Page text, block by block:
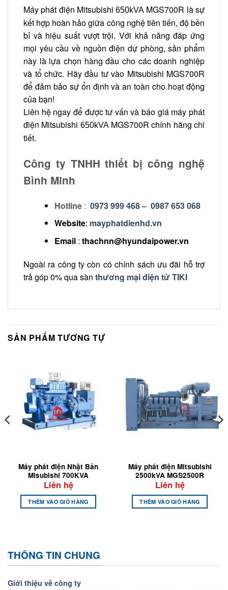
Máy phát điện Mitsubishi650kVA MGS700R là sự
kết hợp hoàn hảo giữa công nghệ tiên tiến, độ bền
bỉ và hiệu suất vượt trội. Với khả năng đáp ứng
mọi yêu cầu về nguồn điện dự phòng, sản phẩm
này là lựa chọn hàng đầu cho các doanh nghiệp
và tổ chức. Hãy đầu tư vào Mitsubishi MGS700R
để đảm bảo sự ổn định và an toàn cho hoạt động
của bạn!
Liên hệ ngay để được tư vấn và báo giá máy phát
điện Mitsubishi 650kVAMGS700R chính hãng chi
tiết.
Công ty TNHH thiết bị công nghệ
Bình Minh
Hotline: 0973 999 468– 0987 653 068
Website: mayphatdienhd.vn
Email: thachnn@hyundaipower.vn
Ngoài ra công ty còn có chính sách ưu đãi hỗ trợ
trả góp 0% qua sàn thương mại điện tử TIKI
SẢN PHẨM TƯƠNG TỰ
Máy phát điện Nhật Bản
Misubishi 700KVA
Liên hệ
THÊM VÀO GIỎ HÀNG
Máy phát điện Mitsubishi
2500kVA MGS2500R
Liên hệ
THÊM VÀO GIỎ HÀNG
THÔNG TIN CHUNG
Giới thiệu về công ty